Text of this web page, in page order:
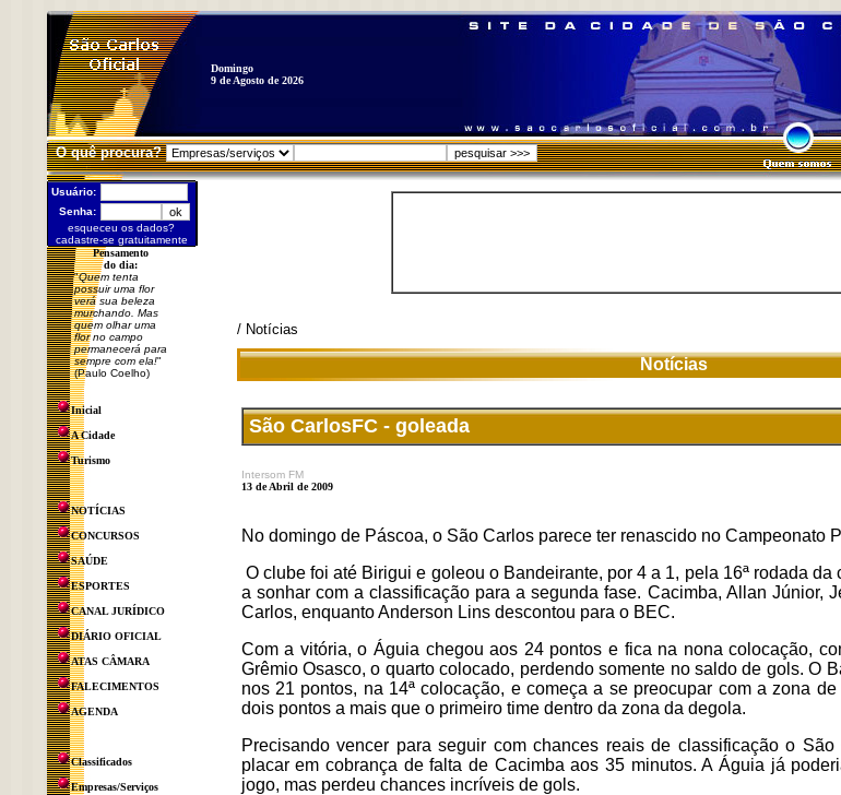
Domingo
9 de Agosto de 2026
O quê procura?
Usuário:
Senha:
esqueceu os dados?
cadastre-se gratuitamente
Pensamento
do dia:
"Quem tenta
possuir uma flor
verá sua beleza
murchando. Mas
quem olhar uma
flor no campo
permanecerá para
sempre com ela!"
(Paulo Coelho)
Inicial
A Cidade
Turismo
NOTÍCIAS
CONCURSOS
SAÚDE
ESPORTES
CANAL JURÍDICO
DIÁRIO OFICIAL
ATAS CÂMARA
FALECIMENTOS
AGENDA
Classificados
Empresas/Serviços
/ Notícias
Notícias
São CarlosFC - goleada
Intersom FM
13 de Abril de 2009
No domingo de Páscoa, o São Carlos parece ter renascido no Campeonato
O clube foi até Birigui e goleou o Bandeirante, por 4 a 1, pela 16ª rodada da
a sonhar com a classificação para a segunda fase. Cacimba, Allan Júnior,
Carlos, enquanto Anderson Lins descontou para o BEC.
Com a vitória, o Águia chegou aos 24 pontos e fica na nona colocação,
Grêmio Osasco, o quarto colocado, perdendo somente no saldo de gols. O
nos 21 pontos, na 14ª colocação, e começa a se preocupar com a zona
dois pontos a mais que o primeiro time dentro da zona da degola.
Precisando vencer para seguir com chances reais de classificação o
placar em cobrança de falta de Cacimba aos 35 minutos. A Águia já
jogo, mas perdeu chances incríveis de gols.